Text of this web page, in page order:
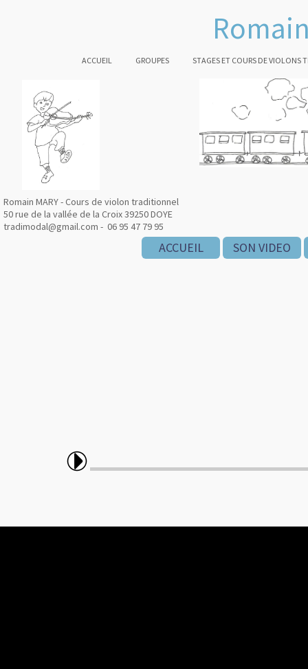
ACCUEIL GROUPES STAGES ET COURS DE VIOLONS
Romain MARY - Cours de violon traditionnel
50 rue de la vallée de la Croix 39250 DOYE
tradimodal@gmail.com - 06 95 47 79 95
SON VIDEO
ACCUEIL